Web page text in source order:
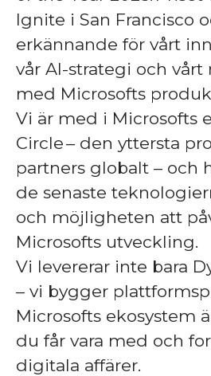
Ignite i San Francisco
erkännande för vårt
vår AI-strategi och vårt
med Microsofts
Vi är med i Microsofts
Circle – den yttersta
partners globalt – och
de senaste
och möjligheten att
Microsofts utveckling.
Vi levererar inte bara
– vi bygger
Microsofts ekosystem
du får vara med och
digitala affärer.